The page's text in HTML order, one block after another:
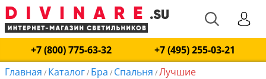
+7 (800) 775-63-32
+7 (495) 255-03-21
Главная / Каталог/ Бра / Спальня /Лучшие